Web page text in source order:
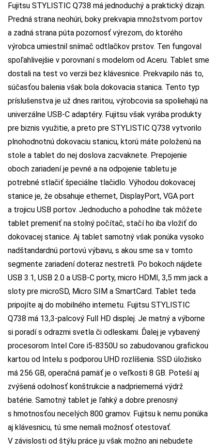
Fujitsu STYLISTIC Q738 má jednoduchý a praktický dizajn.
Predná strana neohúri, boky prekvapia množstvom portov
a zadná strana púta pozornosť výrezom, do ktorého
výrobca umiestnil snímač odtlačkov prstov. Ten fungoval
spoľahlivejšie v porovnaní s modelom od Aceru. Tablet sme
dostali na test vo verzii bez klávesnice. Prekvapilo nás to,
súčasťou balenia však bola dokovacia stanica. Tento typ
príslušenstva je už dnes raritou, výrobcovia sa spoliehajú na
univerzálne USB-C adaptéry. Fujitsu však vyrába produkty
pre biznis využitie, a preto pre STYLISTIC Q738 vytvorilo
plnohodnotnú dokovaciu stanicu, ktorú máte položenú na
stole a tablet do nej doslova zacvaknete. Prepojenie
oboch zariadení je pevné a na odpojenie tabletu je
potrebné stlačiť špeciálne tlačidlo. Výhodou dokovacej
stanice je, že obsahuje ethernet, DisplayPort, VGA port
a trojicu USB portov. Jednoducho a pohodlne tak môžete
tablet premeniť na stolný počítač, stačí ho iba vložiť do
dokovacej stanice. Aj tablet samotný však ponúka vysoko
nadštandardnú portovú výbavu, s akou sme sa v tomto
segmente zariadení doteraz nestretli. Po bokoch nájdete
USB 3.1, USB 2.0 a USB-C porty, micro HDMI, 3,5 mm jack a
sloty pre microSD, Micro SIM a SmartCard. Tablet teda
pripojíte aj do mobilného internetu. Fujitsu STYLISTIC
Q738 má 13,3-palcový Full HD displej. Je matný a výborne
si poradí s odrazmi svetla či odleskami. Ďalej je vybavený
procesorom Intel Core i5-8350U so zabudovanou grafickou
kartou od Intelu s podporou UHD rozlíšenia. SSD úložisko
má 256 GB, operačná pamäť je o veľkosti 8 GB. Poteší aj
zvýšená odolnosť konštrukcie a nadpriemerná výdrž
batérie. Samotný tablet je ľahký a dobre prenosný
s hmotnosťou necelých 800 gramov. Fujitsu k nemu ponúka
aj klávesnicu, tú sme nemali možnosť otestovať.
V závislosti od štýlu práce ju však možno ani nebudete